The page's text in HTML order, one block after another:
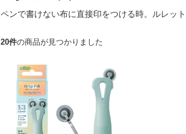
ペンで書けない布に直接印をつける時。ルレッ
20件の商品が見つかりました